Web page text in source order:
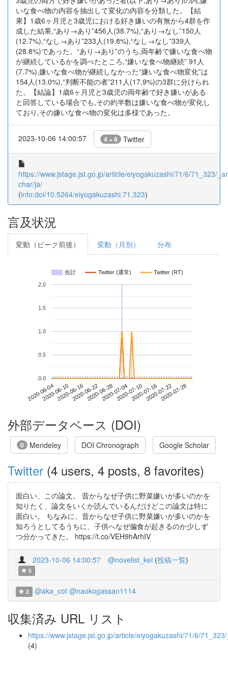
いな食べ物の内容を抽出して変化の内容を分類した。【結
果】1歳6ヶ月児と3歳児における好き嫌いの有無から4群を作
成した結果,“あり→あり”456人(38.7%),“あり→なし”150人
(12.7%),“なし→あり”233人(19.8%),“なし→なし”339人
(28.8%)であった。“あり→あり”のうち,両年齢で嫌いな食べ物
が継続しているかを調べたところ,“嫌いな食べ物継続” 91人
(7.7%),嫌いな食べ物が継続しなかった“嫌いな食べ物変化”は
154人(13.0%),“判断不能の者”211人(17.9%)の3群に分けられ
た。【結論】1歳6ヶ月児と3歳児の両年齢で好き嫌いがある
と回答している場合でも,その約半数は嫌いな食べ物が変化し
ており,その嫌いな食べ物の変化は多様であった。
2023-10-06 14:00:57 4 + 8 Twitter
https://www.jstage.jst.go.jp/article/eiyogakuzashi/71/6/71_323/
char/ja/
(info:doi/10.5264/eiyogakuzashi.71.323)
言及状況
変動（ピーク前後） 変動（月別） 分布
合計 Twitter (通常) Twitter (RT)
2020-06-042020-06-102020-06-162020-06-222020-06-282020-07-042020-07-102020-07-162020-07-222020-07-28
0.0
0.5
1.0
1.5
2.0
外部データベース (DOI)
0 Mendeley DOI Chronograph Google Scholar
Twitter (4 users, 4 posts, 8 favorites)
面白い、この論文。 昔からなぜ子供に野菜嫌いが多いのかを
知りたく、論文をいくか読んでいるんだけどこの論文は特に
面白い。 ちなみに、昔からなぜ子供に野菜嫌いが多いのかを
知ろうとしてるうちに、子供へなぜ偏食が起きるのか少しず
つ分かってきた。 https://t.co/VEH9hArhIV
2023-10-06 14:00:57 @novelist_kei (投稿一覧)
5
2 @aka_cot @naokogassan1114
収集済み URL リスト
https://www.jstage.jst.go.jp/article/eiyogakuzashi/71/6/
(4)